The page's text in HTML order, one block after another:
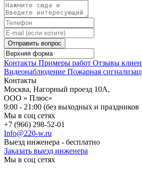
Отправить вопрос
Контакты Примеры работ Отзывы
Видеонаблюдение Пожарная
Контакты
Москва, Нагорный проезд 10А,
ООО « Плюс»
9:00 - 21:00 (без выходных и праздников
Мы в соц сетях
+7 (966) 298-52-01
Info@220-w.ru
Выезд инженера - бесплатно
Заказать выезд инженера
Мы в соц сетях